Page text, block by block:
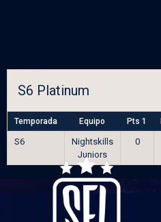
S6 Platinum
Temporada Equipo Pts 1
S6
Nightskills
Juniors
0